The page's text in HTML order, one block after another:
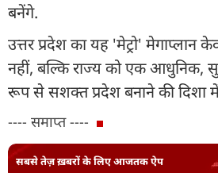
बनेंगे.
उत्तर प्रदेश का यह 'मेट्रो' मेगाप्लान
नहीं, बल्कि राज्य को एक आधुनिक,
रूप से सशक्त प्रदेश बनाने की दिशा
---- समाप्त ----
सबसे तेज़ ख़बरों के लिए आजतक ऐप